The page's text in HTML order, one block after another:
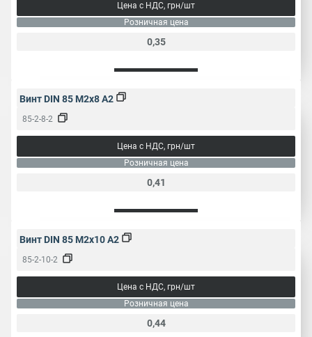
Цена с НДС, грн/шт
Розничная цена
0,35
Винт DIN 85 M2x8 A2
85-2-8-2
Цена с НДС, грн/шт
Розничная цена
0,41
Винт DIN 85 M2x10 A2
85-2-10-2
Цена с НДС, грн/шт
Розничная цена
0,44